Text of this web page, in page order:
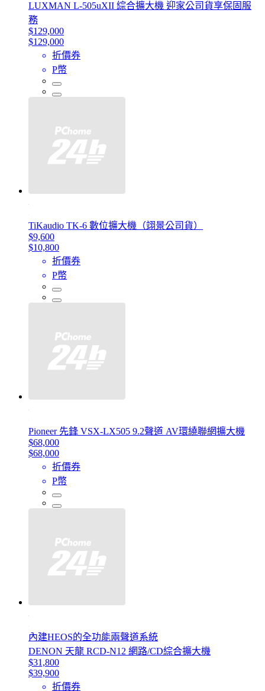
LUXMAN L-505uXII 綜合擴大機 迎家公司貨享保固服
務
$129,000
$129,000
折價券
P幣
TiKaudio TK-6 數位擴大機（翊景公司貨）
$9,600
$10,800
折價券
P幣
Pioneer 先鋒 VSX-LX505 9.2聲道 AV環繞聯網擴大機
$68,000
$68,000
折價券
P幣
內建HEOS的全功能兩聲道系統
DENON 天龍 RCD-N12 網路/CD綜合擴大機
$31,800
$39,900
折價券